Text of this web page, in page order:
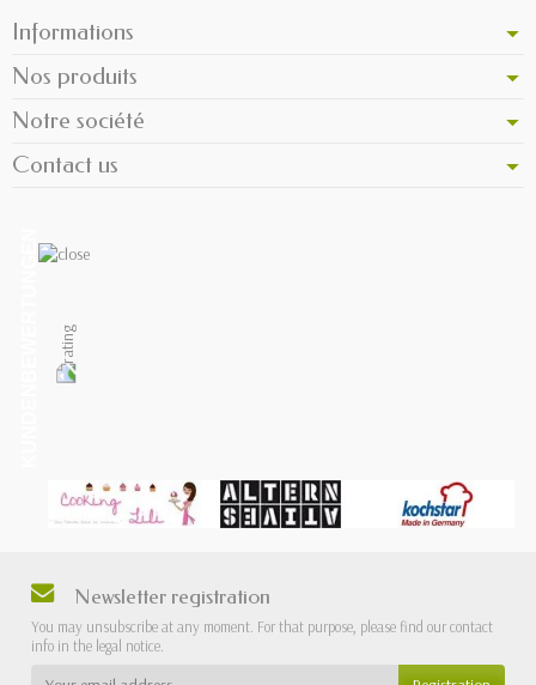
Informations
Nos produits
Notre société
Contact us
Newsletter registration
You may unsubscribe at any moment. For that purpose, please find our contact
info in the legal notice.